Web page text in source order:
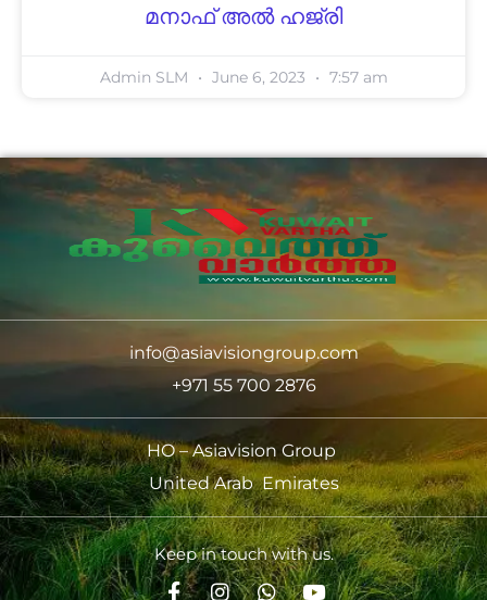
മ​നാ​ഫ് അ​ൽ ഹ​ജ്‌​രി
Admin SLM June 6, 2023 7:57 am
info@asiavisiongroup.com
+971 55 700 2876
HO – Asiavision Group
United Arab Emirates
Keep in touch with us.